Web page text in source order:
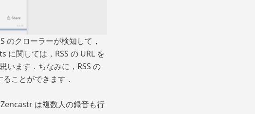
のクローラーが検知して，
関しては，RSS の URL を
います．ちなみに，RSS の
ことができます．
は複数人の録音も行